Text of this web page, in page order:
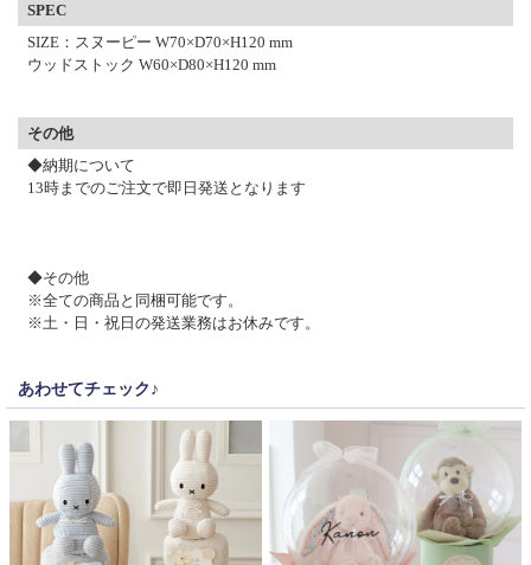
SPEC
SIZE：スヌーピー W70×D70×H120 mm
ウッドストック W60×D80×H120 mm
その他
◆納期について
13時までのご注文で即日発送となります
◆その他
※全ての商品と同梱可能です。
※土・日・祝日の発送業務はお休みです。
あわせてチェック♪